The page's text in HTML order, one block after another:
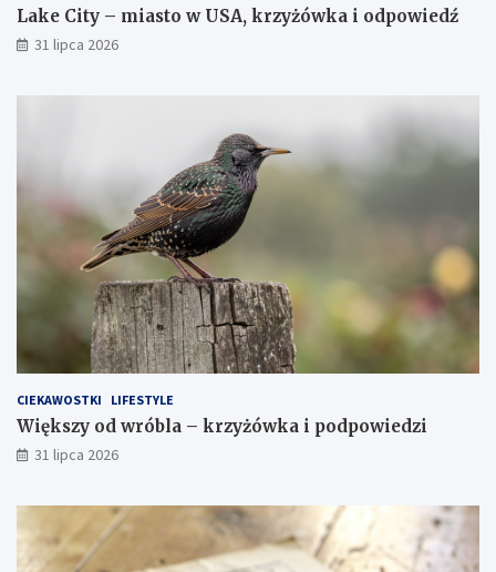
Lake City – miasto w USA, krzyżówka i odpowiedź
31 lipca 2026
CIEKAWOSTKI LIFESTYLE
Większy od wróbla – krzyżówka i podpowiedzi
31 lipca 2026